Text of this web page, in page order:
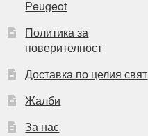
Peugeot
Политика за
поверителност
Доставка по целия свят
Жалби
За нас